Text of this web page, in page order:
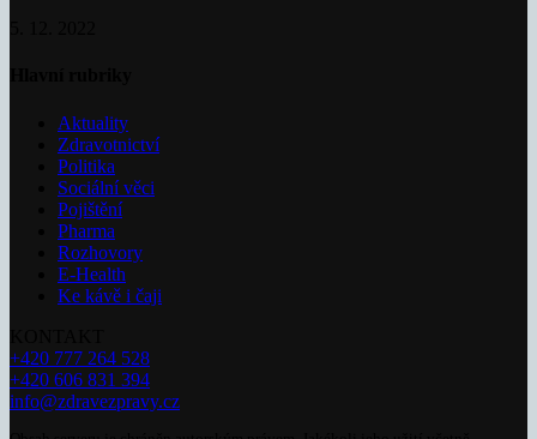
Aktuality
Zdravotnictví
Politika
Sociální věci
Pojištění
Pharma
Rozhovory
E-Health
Ke kávě i čaji
+420 777 264 528
+420 606 831 394
info@zdravezpravy.cz